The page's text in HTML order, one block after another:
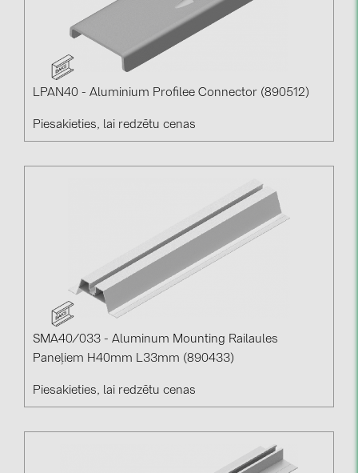
LPAN40 - Aluminium Profilee Connector (890512)
Piesakieties, lai redzētu cenas
SMA40/033 - Aluminum Mounting Railaules
Paneļiem H40mm L33mm (890433)
Piesakieties, lai redzētu cenas